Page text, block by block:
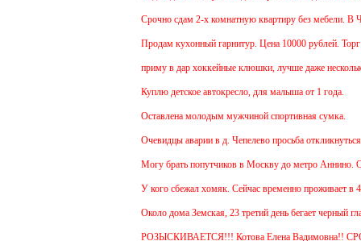
Срочно сдам 2-х комнатную квартиру без мебели. В
Продам кухонный гарнитур. Цена 10000 рублей. Торг
приму в дар хоккейные клюшки, лучше даже
Куплю детское автокресло, для малыша от 1 года.
Оставлена молодым мужчиной спортивная сумка.
Очевидцы аварии в д. Чепелево просьба откликнуться.
Могу брать попутчиков в Москву до метро Аннино.
У кого сбежал хомяк. Сейчас временно проживает в
Около дома Земская, 23 третий день бегает черный
РОЗЫСКИВАЕТСЯ!!! Котова Елена Вадимовна!!